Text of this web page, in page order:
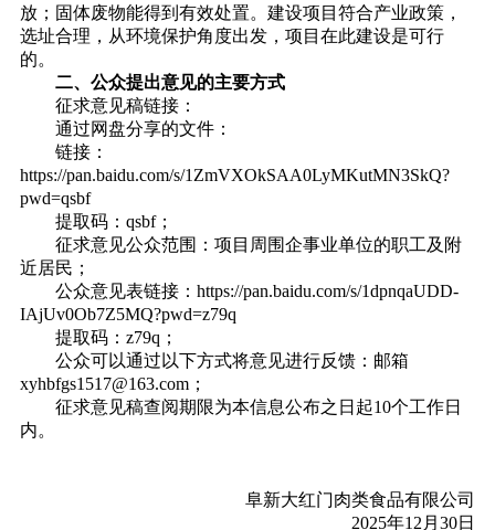
放；固体废物能得到有效处置。建设项目符合产业政策，
选址合理，从环境保护角度出发，项目在此建设是可行
的。
二、公众提出意见的主要方式
征求意见稿链接：
通过网盘分享的文件：
链接：
https://pan.baidu.com/s/1ZmVXOkSAA0LyMKutMN3SkQ?
pwd=qsbf
提取码： qsbf；
征求意见公众范围：项目 周围企事业单位的职工及附
近居民；
公众意见表链接： https://pan.baidu.com/s/1dpnqaUDD-
IAjUv0Ob7Z5MQ?pwd=z79q
提取码： z79q ；
公众可以通过以下方式将意见进行反馈：邮箱
xyhbfgs1517@163.com；
征求意见稿查阅期限为本信息公布之日起10个工作日
内。
阜新大红门肉类食品有限公司
2025年12 月30日